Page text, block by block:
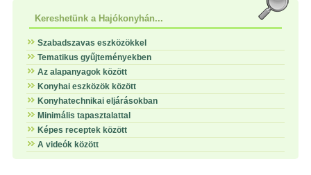
Kereshetünk a Hajókonyhán...
Szabadszavas eszközökkel
Tematikus gyűjteményekben
Az alapanyagok között
Konyhai eszközök között
Konyhatechnikai eljárásokban
Minimális tapasztalattal
Képes receptek között
A videók között